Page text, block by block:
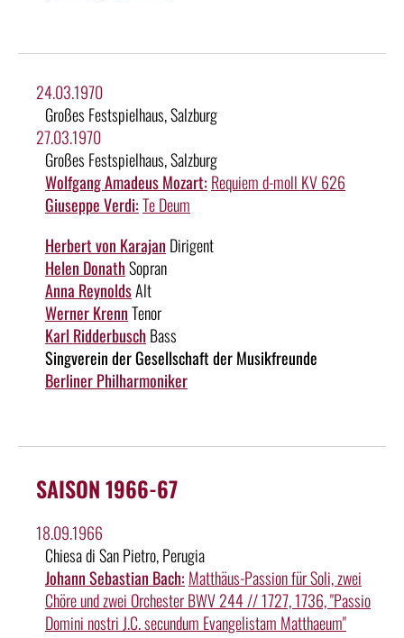
24.03.1970
Großes Festspielhaus, Salzburg
27.03.1970
Großes Festspielhaus, Salzburg
Wolfgang Amadeus Mozart: Requiem d-moll KV 626
Giuseppe Verdi:Te Deum
Herbert von Karajan Dirigent
Helen DonathSopran
Anna ReynoldsAlt
Werner KrennTenor
Karl RidderbuschBass
Singverein der Gesellschaft der Musikfreunde
Berliner Philharmoniker
SAISON 1966-67
18.09.1966
Chiesa di San Pietro, Perugia
Johann Sebastian Bach: Matthäus-Passion für Soli, zwei
Chöre und zwei Orchester BWV 244 // 1727, 1736, "Passio
Domini nostri J.C. secundum Evangelistam Matthaeum"